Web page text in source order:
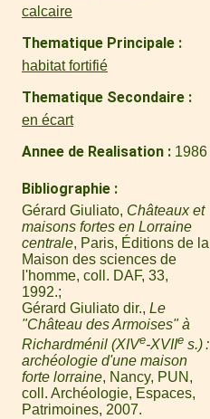
calcaire
Thematique Principale
habitat fortifié
Thematique Secondaire
en écart
Annee de Realisation 1986
Bibliographie
Gérard Giuliato, Châteaux et
maisons fortes en Lorraine
centrale, Paris, Éditions de la
Maison des sciences de
l'homme, coll. DAF, 33,
1992.
Gérard Giuliato dir., Le
"Château des Armoises" à
Richardménil (XIVe-XVIIe s.) :
archéologie d'une maison
forte lorraine, Nancy, PUN,
coll. Archéologie, Espaces,
Patrimoines, 2007.